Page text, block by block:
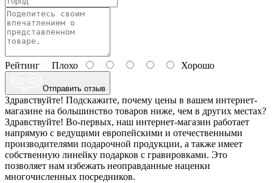
Рейтинг Плохо Хорошо
Отправить отзыв
Здравствуйте! Подскажите, почему цены в вашем интернет-
магазине на большинство товаров ниже, чем в других местах?
Здравствуйте! Во-первых, наш интернет-магазин работает
напрямую с ведущими европейскими и отечественными
производителями подарочной продукции, а также имеет
собственную линейку подарков с гравировками. Это
позволяет нам избежать неоправданные наценки
многочисленных посредников.